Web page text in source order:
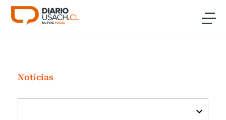
Click acá para ir directamente al contenido
Investigación
Cultura
Noticias